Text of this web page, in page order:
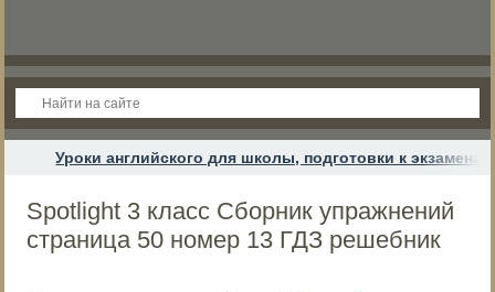
Уроки английского для школы, подготовки к
Spotlight 3 класс Сборник упражнений
страница 50 номер 13 ГДЗ решебник